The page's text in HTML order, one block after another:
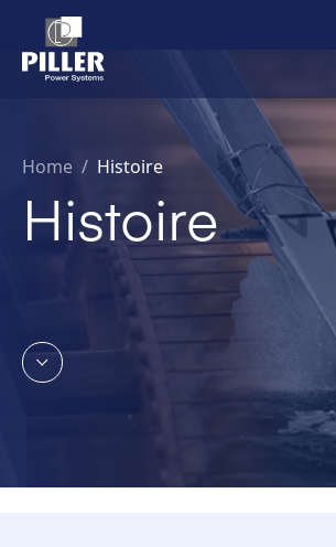
Home / Histoire
Histoire